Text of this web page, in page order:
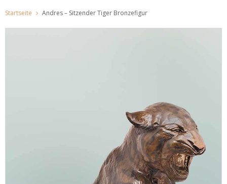
Startseite Andres – Sitzender Tiger Bronzefigur